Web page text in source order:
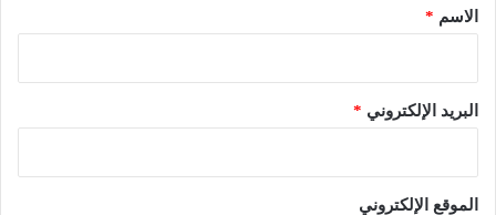
*الاسم *
البريد الإلكتروني *
الموقع الإلكتروني